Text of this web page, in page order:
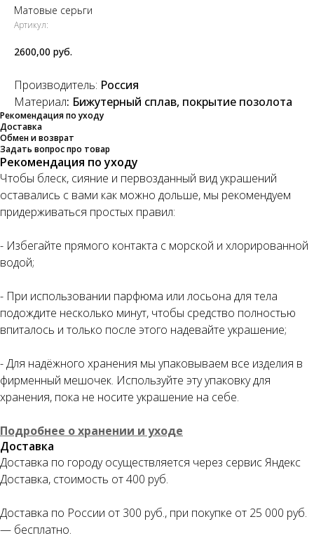
Матовые серьги
Артикул:
2600,00 руб.
Производитель: Россия
Материал: Бижутерный сплав, покрытие позолота
Рекомендация по уходу
Доставка
Обмен и возврат
Задать вопрос про товар
Рекомендация по уходу
Чтобы блеск, сияние и первозданный вид украшений
оставались с вами как можно дольше, мы рекомендуем
придерживаться простых правил:
- Избегайте прямого контакта с морской и хлорированной
водой;
- При использовании парфюма или лосьона для тела
подождите несколько минут, чтобы средство полностью
впиталось и только после этого надевайте украшение;
- Для надёжного хранения мы упаковываем все изделия в
фирменный мешочек. Используйте эту упаковку для
хранения, пока не носите украшение на себе.
Подробнее о хранении и уходе
Доставка
Доставка по городу осуществляется через сервис Яндекс
Доставка, стоимость от 400 руб.
Доставка по России от 300 руб., при покупке от 25 000 руб.
— бесплатно.